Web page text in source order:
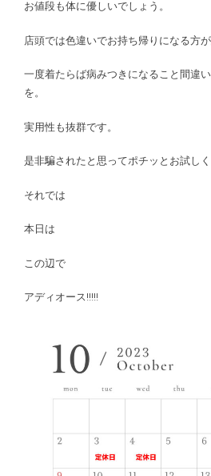
お値段も体に優しいでしょう。
店頭では色違いでお持ち帰りになる方が
一度着たらば病みつきになること間違
を。
実用性も抜群です。
是非騙されたと思ってポチッとお試しく
それでは
本日は
この辺で
アディオース!!!!!